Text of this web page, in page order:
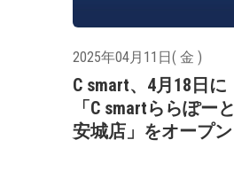
2025年04月11日( 金 )
C smart、4月18日に
「C smartららぽーと
安城店」をオープン